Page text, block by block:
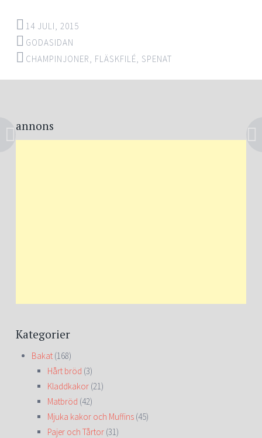
14 JULI, 2015
GODASIDAN
CHAMPINJONER, FLÄSKFILÉ, SPENAT
Post
navigation
annons
Kategorier
Bakat (168)
Hårt bröd (3)
Kladdkakor (21)
Matbröd (42)
Mjuka kakor och Muffins (45)
Pajer och Tårtor (31)